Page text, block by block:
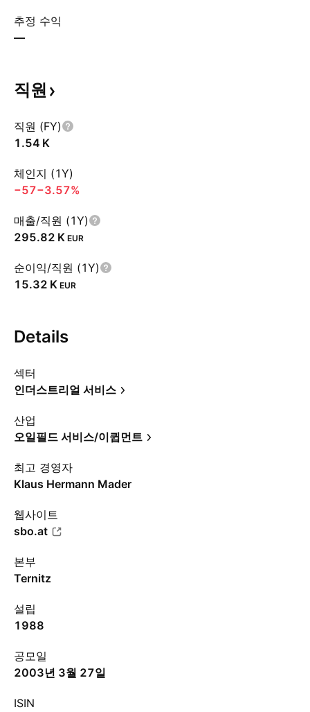
추정 수익
—
직원
직원 (FY)
‪1.54 K‬
체인지 (1Y)
−57−3.57%
매출/직원 (1Y)
‪295.82 K‬ EUR
순이익/직원 (1Y)
‪15.32 K‬ EUR
Details
섹터
인더스트리얼 서비스
산업
오일필드 서비스/이큅먼트
최고 경영자
Klaus Hermann Mader
웹사이트
sbo.at
본부
Ternitz
설립
1988
공모일
2003년 3월 27일
ISIN